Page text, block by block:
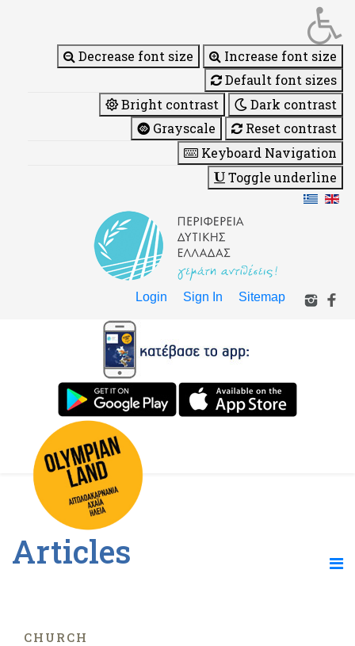
Decrease font size
Increase font size
Default font sizes
Bright contrast
Dark contrast
Grayscale
Reset contrast
Keyboard Navigation
Toggle underline
Login Sign In Sitemap
Articles
CHURCH